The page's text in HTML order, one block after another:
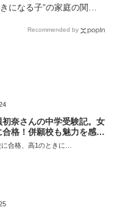
になる子”の家庭の関わ
島瑠美先生に訊く》
Recommended by
奈さんの中学受験記。女
格！併願校も魅力を感じ
かけは「睡眠が何より大
合格、高1のときに…